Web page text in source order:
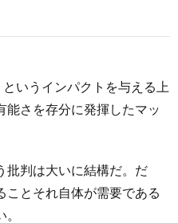
いうインパクトを与える上
能さを存分に発揮したマッ
批判は大いに結構だ。だ
ことそれ自体が需要である